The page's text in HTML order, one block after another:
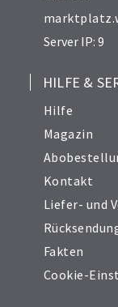
Server IP: 9
HILFE &
Hilfe
Magazin
Kontakt
Liefer- und
Fakten
Cookie-